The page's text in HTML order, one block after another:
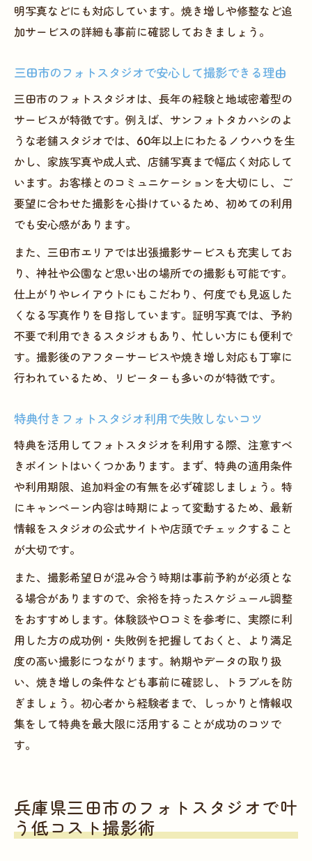
明写真などにも対応しています。焼き増しや修整など追
加サービスの詳細も事前に確認しておきましょう。
三田市のフォトスタジオで安心して撮影できる理由
三田市のフォトスタジオは、長年の経験と地域密着型の
サービスが特徴です。例えば、サンフォトタカハシのよ
うな老舗スタジオでは、60年以上にわたるノウハウを生
かし、家族写真や成人式、店舗写真まで幅広く対応して
います。お客様とのコミュニケーションを大切にし、ご
要望に合わせた撮影を心掛けているため、初めての利用
でも安心感があります。
また、三田市エリアでは出張撮影サービスも充実してお
り、神社や公園など思い出の場所での撮影も可能です。
仕上がりやレイアウトにもこだわり、何度でも見返した
くなる写真作りを目指しています。証明写真では、予約
不要で利用できるスタジオもあり、忙しい方にも便利で
す。撮影後のアフターサービスや焼き増し対応も丁寧に
行われているため、リピーターも多いのが特徴です。
特典付きフォトスタジオ利用で失敗しないコツ
特典を活用してフォトスタジオを利用する際、注意すべ
きポイントはいくつかあります。まず、特典の適用条件
や利用期限、追加料金の有無を必ず確認しましょう。特
にキャンペーン内容は時期によって変動するため、最新
情報をスタジオの公式サイトや店頭でチェックすること
が大切です。
また、撮影希望日が混み合う時期は事前予約が必須とな
る場合がありますので、余裕を持ったスケジュール調整
をおすすめします。体験談や口コミを参考に、実際に利
用した方の成功例・失敗例を把握しておくと、より満足
度の高い撮影につながります。納期やデータの取り扱
い、焼き増しの条件なども事前に確認し、トラブルを防
ぎましょう。初心者から経験者まで、しっかりと情報収
集をして特典を最大限に活用することが成功のコツで
す。
兵庫県三田市のフォトスタジオで叶
う低コスト撮影術